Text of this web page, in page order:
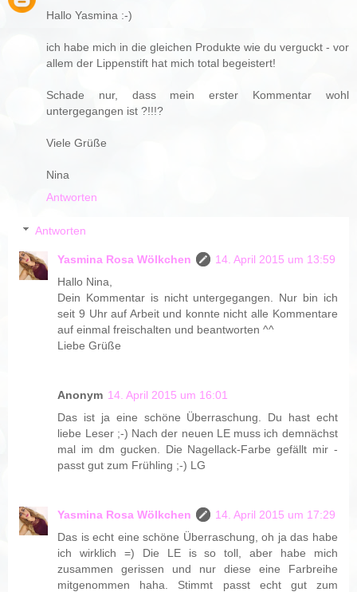
Hallo Yasmina :-)
ich habe mich in die gleichen Produkte wie du verguckt - vor
allem der Lippenstift hat mich total begeistert!
Schade nur, dass mein erster Kommentar wohl
untergegangen ist ?!!!?
Viele Grüße
Nina
Antworten
Antworten
Yasmina Rosa Wölkchen
14. April 2015 um 13:59
Hallo Nina,
Dein Kommentar is nicht untergegangen. Nur bin ich
seit 9 Uhr auf Arbeit und konnte nicht alle Kommentare
auf einmal freischalten und beantworten ^^
Liebe Grüße
Anonym 14. April 2015 um 16:01
Das ist ja eine schöne Überraschung. Du hast echt
liebe Leser ;-) Nach der neuen LE muss ich demnächst
mal im dm gucken. Die Nagellack-Farbe gefällt mir -
passt gut zum Frühling ;-) LG
Yasmina Rosa Wölkchen
14. April 2015 um 17:29
Das is echt eine schöne Überraschung, oh ja das habe
ich wirklich =) Die LE is so toll, aber habe mich
zusammen gerissen und nur diese eine Farbreihe
mitgenommen haha. Stimmt passt echt gut zum